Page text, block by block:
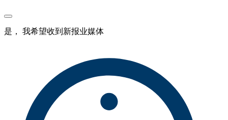
是， 我希望收到新报业媒体